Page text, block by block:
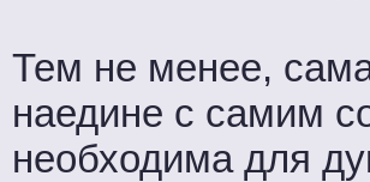
Тем не менее, сама
наедине с самим
необходима для